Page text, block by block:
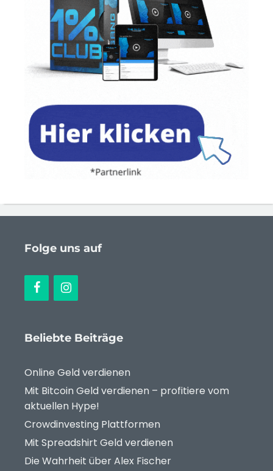
Folge uns auf
Beliebte Beiträge
Online Geld verdienen
Mit Bitcoin Geld verdienen – profitiere vom
aktuellen Hype!
Crowdinvesting Plattformen
Mit Spreadshirt Geld verdienen
Die Wahrheit über Alex Fischer